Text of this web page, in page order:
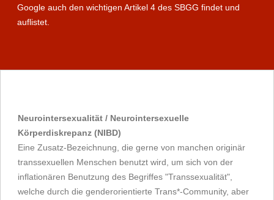
Google auch den wichtigen Artikel 4 des SBGG findet und
auflistet.
Neurointersexualität / Neurointersexuelle
Körperdiskrepanz (NIBD)
Eine Zusatz-Bezeichnung, die gerne von manchen originär
transsexuellen Menschen benutzt wird, um sich von der
inflationären Benutzung des Begriffes "Transsexualität",
welche durch die genderorientierte Trans*-Community, aber